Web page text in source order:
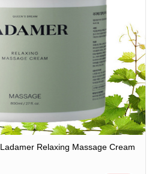
Relaxing Massage Cream